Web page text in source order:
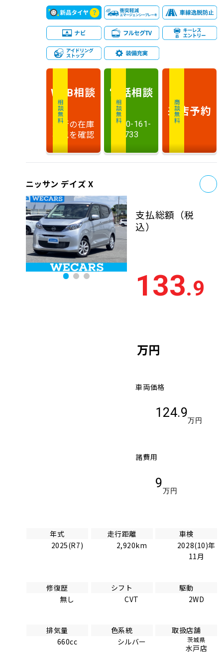
相談無料
WEB相談
最新の在庫
状況を確認
相談無料
電話相談
0120-161-
733
商談無料
来店予約
ニッサン デイズ X
支払総額 （税
込）
133.9
万円
車両価格
124.9
万円
諸費用
9
万円
年式
2025(R7)
走行距離
2,920km
車検
2028(10)年
11月
修復歴
無し
シフト
CVT
駆動
2WD
排気量
660cc
色系統
シルバー
取扱店舗
茨城県
水戸店